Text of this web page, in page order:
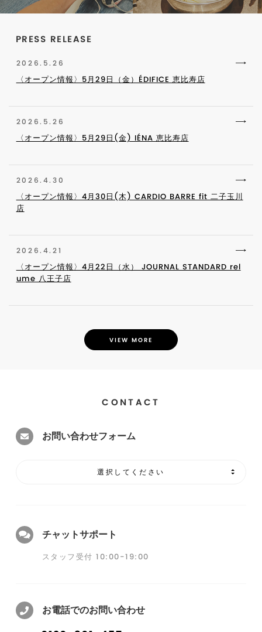
PRESS RELEASE
2026.5.26
〈オープン情報〉5月29日（金）ÉDIFICE 恵比寿店
2026.5.26
〈オープン情報〉5月29日(金) IÉNA 恵比寿店
2026.4.30
〈オープン情報〉4月30日(木) CARDIO BARRE fit 二子玉川
店
2026.4.21
〈オープン情報〉4月22日（水） JOURNAL STANDARD rel
ume 八王子店
VIEW MORE
CONTACT
お問い合わせフォーム
選択してください
チャットサポート
スタッフ受付 10:00-19:00
お電話でのお問い合わせ